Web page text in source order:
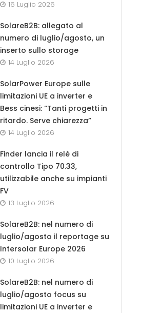
16 Luglio 2026
SolareB2B: allegato al
numero di luglio/agosto, un
inserto sullo storage
14 Luglio 2026
SolarPower Europe sulle
limitazioni UE a inverter e
Bess cinesi: “Tanti progetti in
ritardo. Serve chiarezza”
14 Luglio 2026
Finder lancia il relè di
controllo Tipo 70.33,
utilizzabile anche su impianti
FV
13 Luglio 2026
SolareB2B: nel numero di
luglio/agosto il reportage su
Intersolar Europe 2026
10 Luglio 2026
SolareB2B: nel numero di
luglio/agosto focus su
limitazioni UE a inverter e